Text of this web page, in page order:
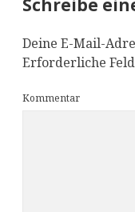
Schreibe
Deine E-Mail-
Erforderliche
Kommentar